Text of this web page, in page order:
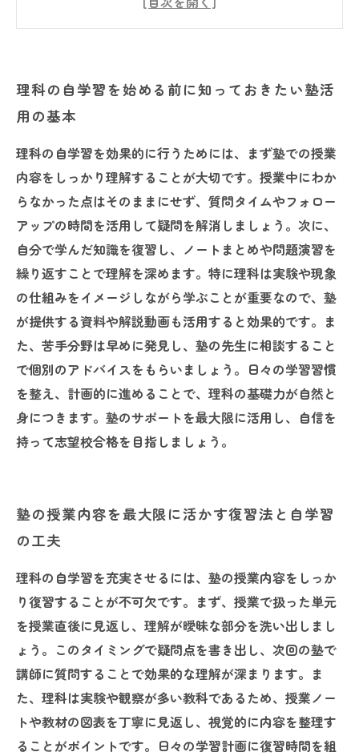
ローチとは？
理科の基礎力アップから志望校合格へ！塾と自
学習の最強タッグ
なぜ理科の自学習は「やり方」が成績を左右す
るのか？
日々の学習習慣を整えて、理科が得意科目にな
る秘訣
理科の自学習を始める前に知っておきたい塾活
用の基本
理科の自学習を効果的に行うためには、まず塾での授業
内容をしっかり理解することが大切です。授業中にわか
らなかった点はそのままにせず、質問タイムやフォロー
アップの時間を活用して疑問を解消しましょう。次に、
自分で学んだ知識を復習し、ノートまとめや問題演習を
繰り返すことで理解を深めます。特に理科は実験や現象
の仕組みをイメージしながら学ぶことが重要なので、塾
が提供する資料や解説動画も活用すると効果的です。ま
た、苦手分野は早めに発見し、塾の先生に相談すること
で個別のアドバイスをもらいましょう。日々の学習習慣
を整え、計画的に進めることで、理科の基礎力が自然と
身につきます。塾のサポートを最大限に活用し、自信を
持って志望校合格を目指しましょう。
塾の授業内容を最大限に活かす復習法と自学習
の工夫
理科の自学習を充実させるには、塾の授業内容をしっか
り復習することが不可欠です。まず、授業で扱った単元
を授業直後に見返し、理解が曖昧な部分を洗い出しまし
ょう。このタイミングで疑問点を書き出し、次回の塾で
講師に質問することで効果的な理解が深まります。ま
た、理科は実験や観察が多い教科であるため、授業ノー
トや教材の図表を丁寧に見返し、視覚的に内容を整理す
ることがポイントです。日々の学習計画に復習時間を組